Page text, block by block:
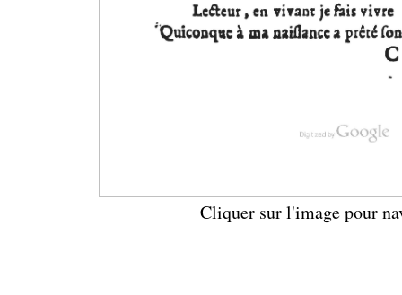
Cliquer sur l'image pour